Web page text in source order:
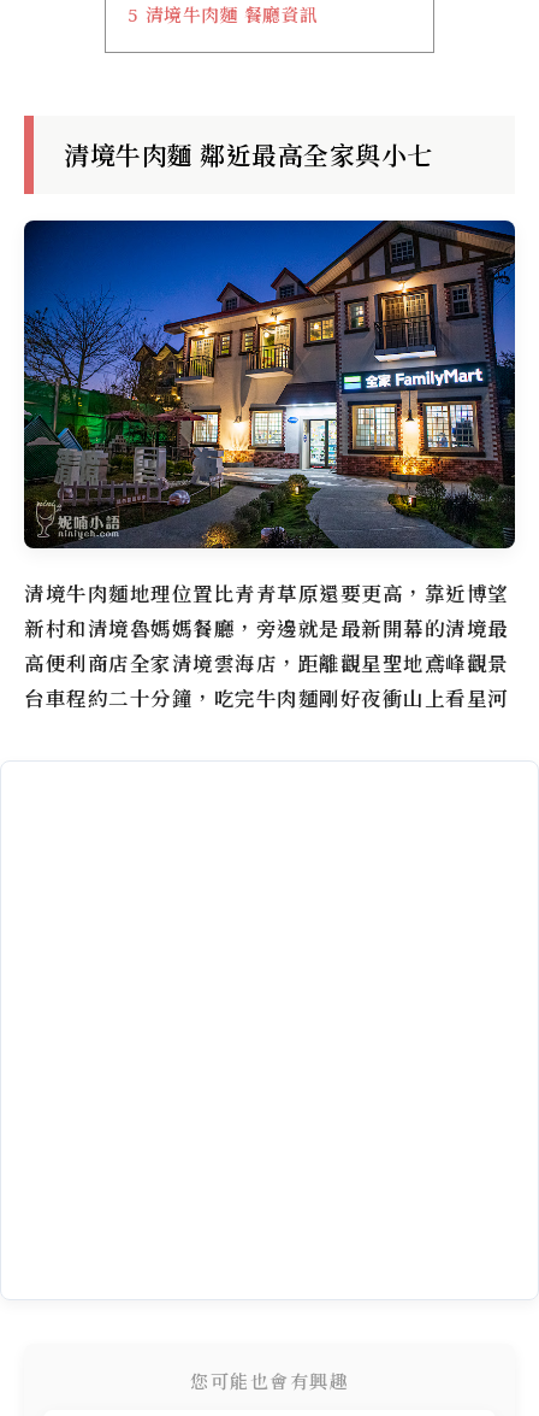
5 清境牛肉麵 餐廳資訊
清境牛肉麵 鄰近最高全家與小七
清境牛肉麵地理位置比青青草原還要更高，靠近博望
新村和清境魯媽媽餐廳，旁邊就是最新開幕的清境最
高便利商店全家清境雲海店，距離觀星聖地鳶峰觀景
台車程約二十分鐘，吃完牛肉麵剛好夜衝山上看星河
您可能也會有興趣